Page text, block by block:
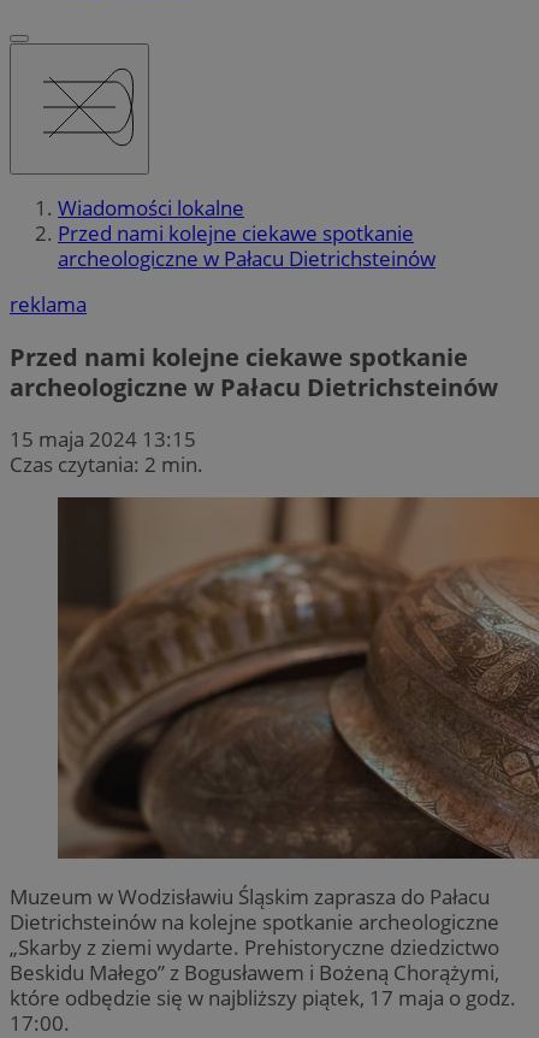
Wiadomości lokalne
Przed nami kolejne ciekawe spotkanie
archeologiczne w Pałacu Dietrichsteinów
reklama
Przed nami kolejne ciekawe spotkanie
archeologiczne w Pałacu Dietrichsteinów
15 maja 2024 13:15
Czas czytania: 2 min.
Muzeum w Wodzisławiu Śląskim zaprasza do Pałacu
Dietrichsteinów na kolejne spotkanie archeologiczne
„Skarby z ziemi wydarte. Prehistoryczne dziedzictwo
Beskidu Małego” z Bogusławem i Bożeną Chorążymi,
które odbędzie się w najbliższy piątek, 17 maja o godz.
17:00.